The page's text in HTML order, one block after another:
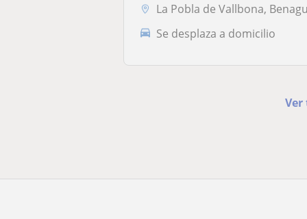
La Pobla de Vallbona, Benaguasil, L'Eliana, Bétera, Godella, Paterna -...
Se desplaza a domicilio
Ver